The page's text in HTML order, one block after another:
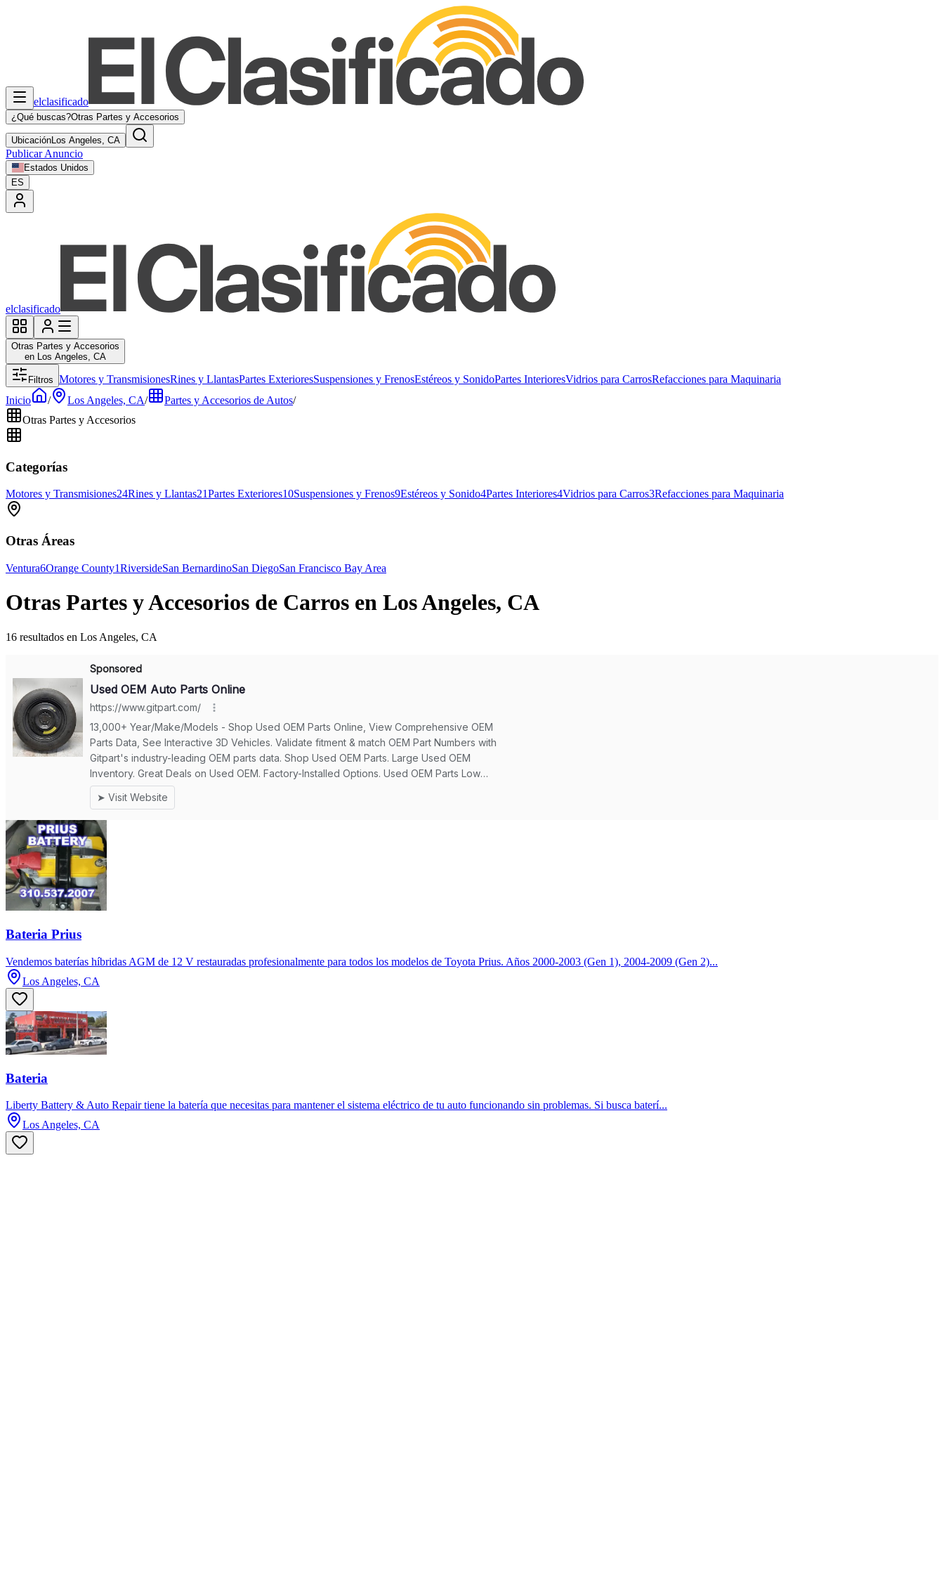
elclasificado
¿Qué buscas?Otras Partes y Accesorios
UbicaciónLos Angeles, CA
Publicar Anuncio
Estados Unidos
ES
elclasificado
Otras Partes y Accesorios
en Los Angeles, CA
Filtros Motores y TransmisionesRines y LlantasPartes ExterioresSuspensiones y FrenosEstéreos y SonidoPartes InterioresVidrios para CarrosRefacciones para Maquinaria
Inicio
/ Los Angeles, CA/ Partes y Accesorios de Autos/
Otras Partes y Accesorios
Categorías
Motores y Transmisiones24Rines y Llantas21Partes Exteriores10Suspensiones y Frenos9Estéreos y Sonido4Partes Interiores4Vidrios para Carros3Refacciones para Maquinaria
Otras Áreas
Ventura6Orange County1RiversideSan BernardinoSan DiegoSan Francisco Bay Area
Otras Partes y Accesorios de Carros en Los Angeles, CA
16 resultados en Los Angeles, CA
Bateria Prius
Vendemos baterías híbridas AGM de 12 V restauradas profesionalmente para todos los modelos de Toyota Prius. Años 2000-2003 (Gen 1), 2004-2009 (Gen 2)...
Los Angeles, CA
Bateria
Liberty Battery & Auto Repair tiene la batería que necesitas para mantener el sistema eléctrico de tu auto funcionando sin problemas. Si busca baterí...
Los Angeles, CA